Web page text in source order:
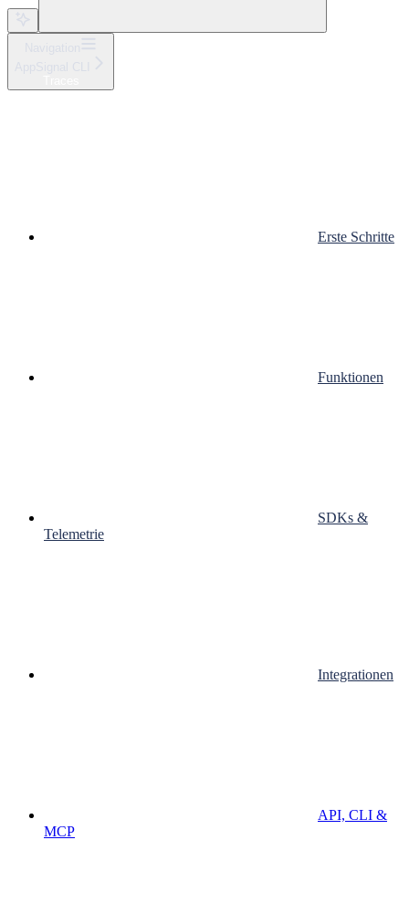
Erste Schritte
Funktionen
SDKs &
Telemetrie
Integrationen
API, CLI &
MCP